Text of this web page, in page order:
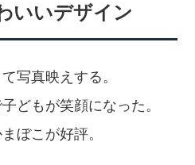
いいデザイン
写真映えする。
どもが笑顔になった。
ぼこが好評。